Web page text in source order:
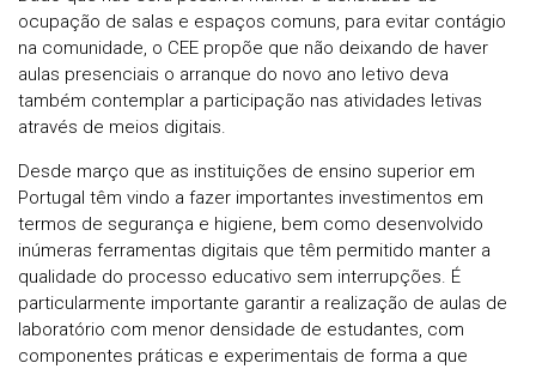
ocupação de salas e espaços comuns, para evitar contágio
na comunidade, o CEE propõe que não deixando de haver
aulas presenciais o arranque do novo ano letivo deva
também contemplar a participação nas atividades letivas
através de meios digitais.
Desde março que as instituições de ensino superior em
Portugal têm vindo a fazer importantes investimentos em
termos de segurança e higiene, bem como desenvolvido
inúmeras ferramentas digitais que têm permitido manter a
qualidade do processo educativo sem interrupções. É
particularmente importante garantir a realização de aulas de
laboratório com menor densidade de estudantes, com
componentes práticas e experimentais de forma a que